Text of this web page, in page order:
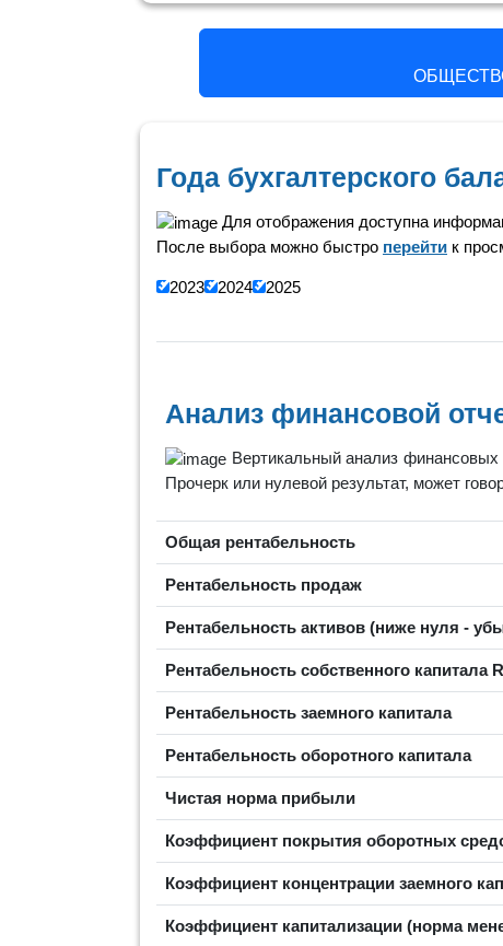
Года бухгалтерского
Для отображения доступна
После выбора можно быстро перейти к
2023 2024
2025
Анализ финансовой
Вертикальный анализ финансовых
Прочерк или нулевой результат, может
Общая рентабельность
Рентабельность продаж
Рентабельность активов (ниже нуля -
Рентабельность собственного капитала
Рентабельность заемного капитала
Рентабельность оборотного капитала
Чистая норма прибыли
Коэффициент покрытия оборотных
Коэффициент концентрации заемного
Коэффициент капитализации (норма